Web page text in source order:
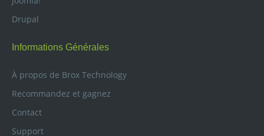
Drupal
Informations Générales
À propos de Brox Technology
Recommandez et gagnez
Contact
Support